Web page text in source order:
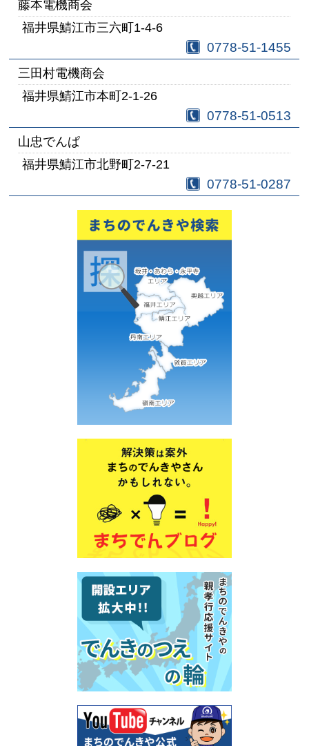
藤本電機商会
福井県鯖江市三六町1-4-6
0778-51-1455
三田村電機商会
福井県鯖江市本町2-1-26
0778-51-0513
山忠でんぱ
福井県鯖江市北野町2-7-21
0778-51-0287